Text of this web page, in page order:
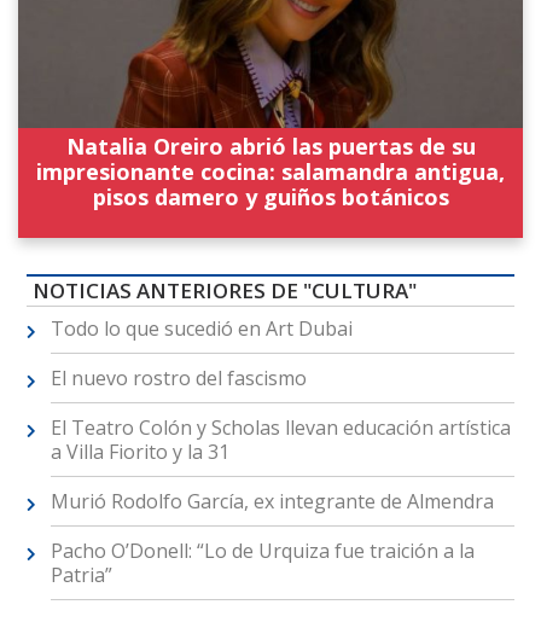
Natalia Oreiro abrió las puertas de su
impresionante cocina: salamandra antigua,
pisos damero y guiños botánicos
NOTICIAS ANTERIORES DE "CULTURA"
Todo lo que sucedió en Art Dubai
El nuevo rostro del fascismo
El Teatro Colón y Scholas llevan educación artística
a Villa Fiorito y la 31
Murió Rodolfo García, ex integrante de Almendra
Pacho O’Donell: “Lo de Urquiza fue traición a la
Patria”